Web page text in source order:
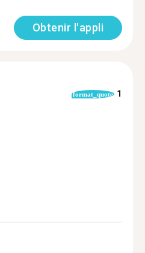
Obtenir l'appli
format_quote 1